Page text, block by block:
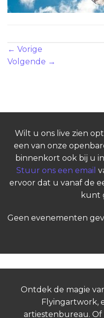
← Vorige
Volgende →
Wilt u ons live zien
een van onze
binnenkort ook bij u
Stuur ons een email
ervoor dat u vanaf de
kunt
Geen evenementen
Ontdek de magie
Flyingartwork,
artiestenbureau.